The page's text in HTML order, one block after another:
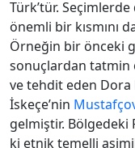
Türk’tür.
önemli bir kısmını
Örneğin bir önceki
sonuçlardan tatmin
ve tehdit eden Dora
İskeçe’nin
gelmiştir.
ki etnik temelli